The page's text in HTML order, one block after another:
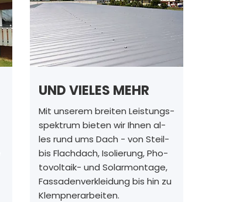
UND VIELES MEHR
Mit unserem breiten Leistungs-
spektrum bieten wir Ihnen al-
les rund ums Dach - von Steil-
bis Flachdach, Isolierung, Pho-
tovoltaik- und Solarmontage,
Fassadenverkleidung bis hin zu
Klempnerarbeiten.